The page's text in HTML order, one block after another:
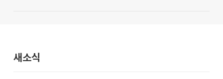
새소식